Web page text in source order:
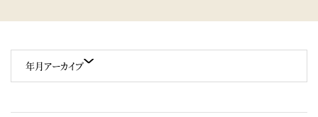
年月アーカイブ